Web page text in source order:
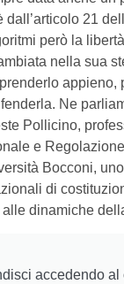
dall’articolo 21
però la
nella sua
appieno,
Ne
Pollicino,
e
Bocconi,
di
dinamiche
accedendo al